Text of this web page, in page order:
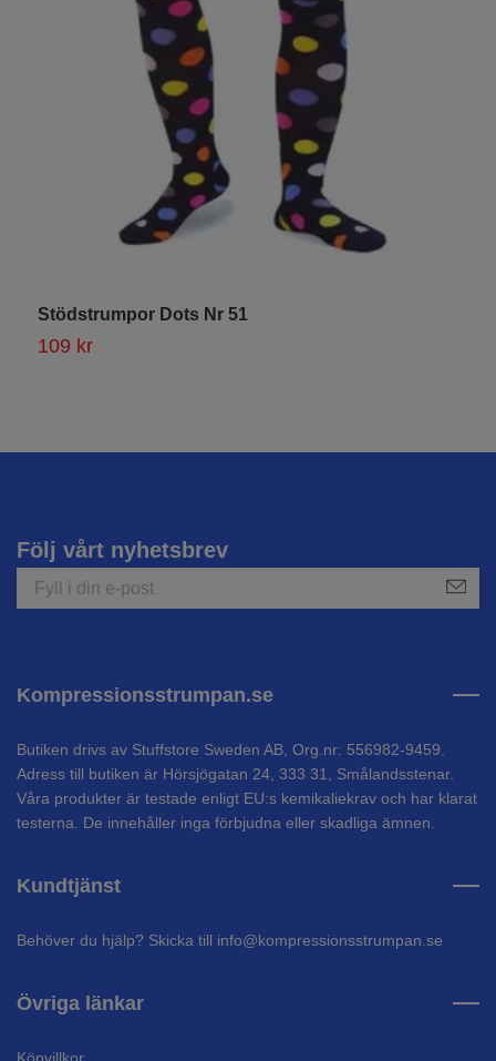
Stödstrumpor Dots Nr 51
109 kr
Följ vårt nyhetsbrev
Kompressionsstrumpan.se
Butiken drivs av Stuffstore Sweden AB, Org.nr: 556982-9459.
Adress till butiken är Hörsjögatan 24, 333 31, Smålandsstenar.
Våra produkter är testade enligt EU:s kemikaliekrav och har klarat
testerna. De innehåller inga förbjudna eller skadliga ämnen.
Kundtjänst
Behöver du hjälp? Skicka till info@kompressionsstrumpan.se
Övriga länkar
Köpvillkor